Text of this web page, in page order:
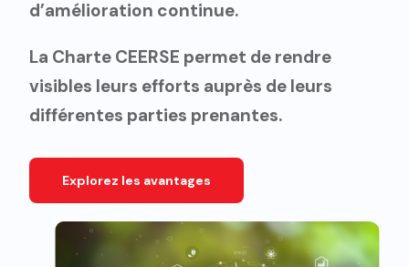
d’amélioration continue.
La Charte CEERSE permet de rendre
visibles leurs efforts auprès de leurs
différentes parties prenantes.
Explorez les avantages